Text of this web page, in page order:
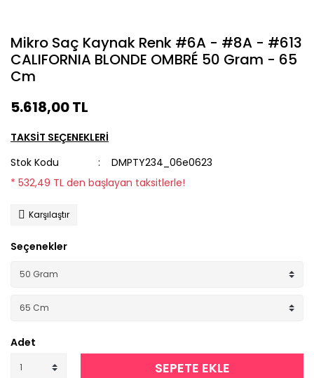
Mikro Saç Kaynak Renk #6A - #8A - #613
CALIFORNIA BLONDE OMBRÉ 50 Gram - 65
Cm
5.618,00 TL
TAKSİT SEÇENEKLERİ
Stok Kodu
DMPTY234_06e0623
* 532,49 TL den başlayan taksitlerle!
Karşılaştır
Seçenekler
Adet
SEPETE EKLE